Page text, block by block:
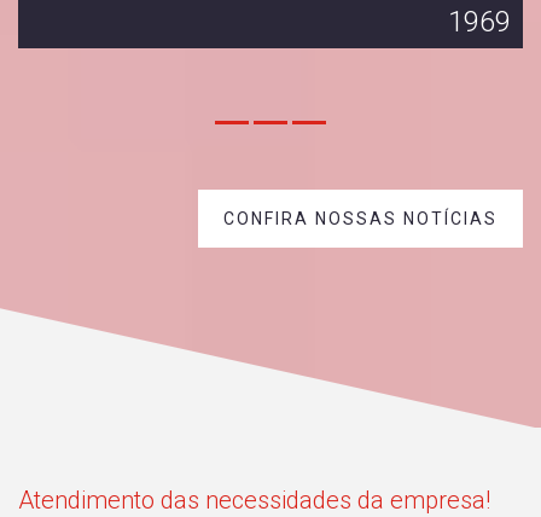
1969
CONFIRA NOSSAS NOTÍCIAS
Atendimento das necessidades da empresa!